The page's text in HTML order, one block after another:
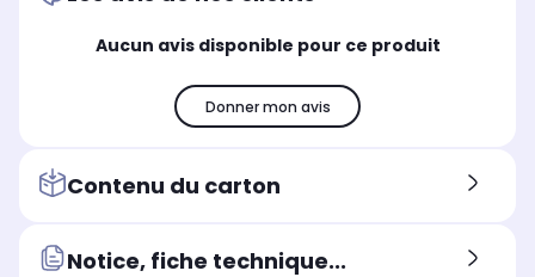
Fabriqué en
Aucun avis disponible pour ce produit
Donner mon avis
Contenu du carton
Notice, fiche technique...